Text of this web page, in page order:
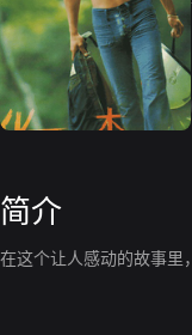
简介
在这个让人感动的故事里